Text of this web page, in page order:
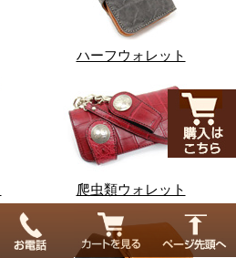
ハーフウォレット
爬虫類ウォレット